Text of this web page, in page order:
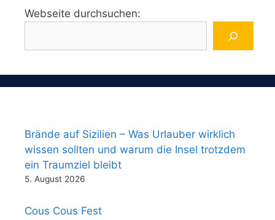
Webseite durchsuchen:
Brände auf Sizilien – Was Urlauber wirklich
wissen sollten und warum die Insel trotzdem
ein Traumziel bleibt
5. August 2026
Cous Cous Fest